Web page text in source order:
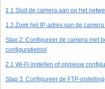
1.1 Sluit de camera aan op het
1.2 Zoek het IP-adres van de
Stap 2: Configureer de camera met
configuratietool
2.1 Wi-Fi instellen of opnieuw
Stap 3. Configureer de FTP-